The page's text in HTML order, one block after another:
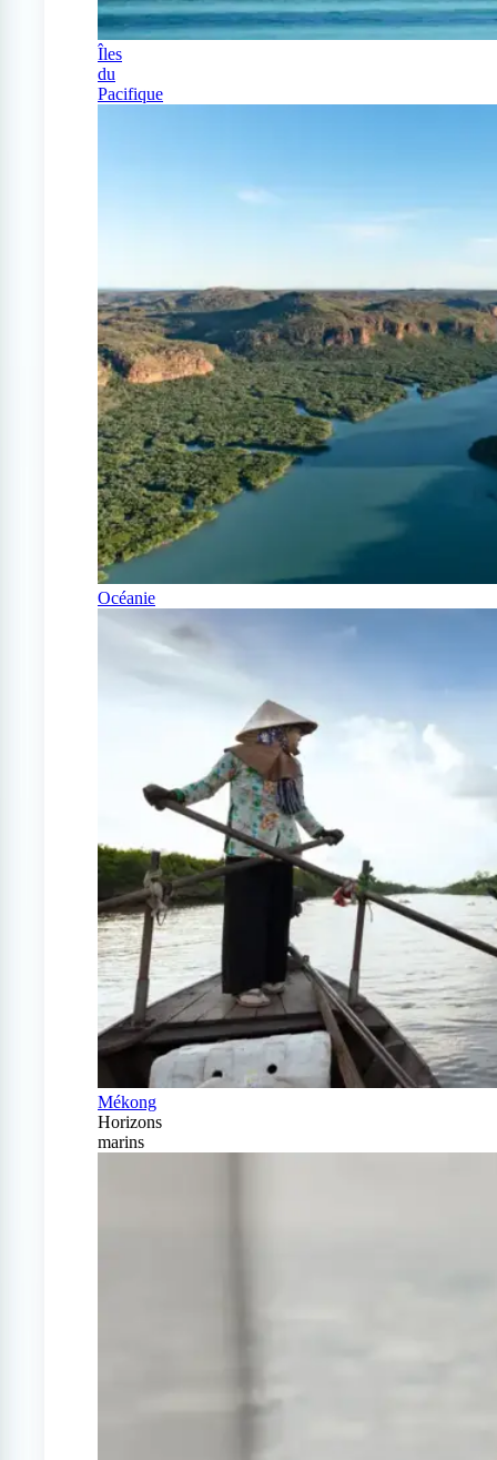
Îles
du
Pacifique
Océanie
Mékong
Horizons
marins